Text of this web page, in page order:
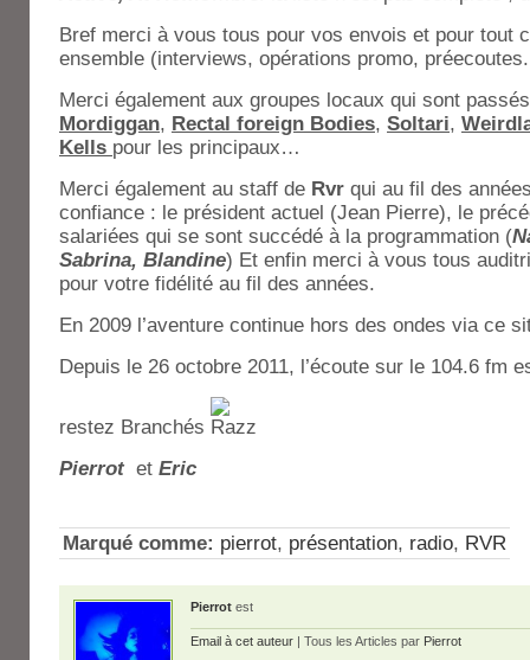
Bref merci à vous tous pour vos envois et pour tout
ensemble (interviews, opérations promo,
Merci également aux groupes locaux qui sont
Mordiggan, Rectal foreign Bodies, Soltari,
Kells pour les principaux…
Merci également au staff de Rvr qui au fil des
confiance : le président actuel (Jean Pierre), le
salariées qui se sont succédé à la programmation (
Sabrina, Blandine) Et enfin merci à vous tous
pour votre fidélité au fil des années.
En 2009 l’aventure continue hors des ondes via ce
Depuis le 26 octobre 2011, l’écoute sur le 104.6 fm
restez Branchés
Pierrotet Eric
Marqué comme: pierrot, présentation, radio, RVR
Pierrot est
Email à cet auteur | Tous les Articles par Pierrot